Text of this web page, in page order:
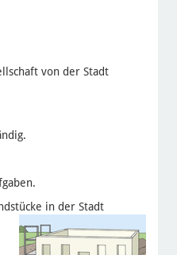
von der Stadt
in der Stadt